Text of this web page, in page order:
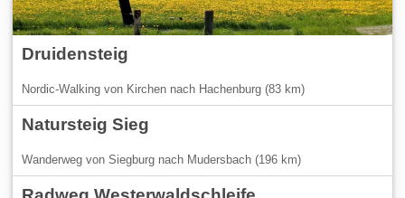
Druidensteig
Nordic-Walking von Kirchen nach Hachenburg (83 km)
Natursteig Sieg
Wanderweg von Siegburg nach Mudersbach (196 km)